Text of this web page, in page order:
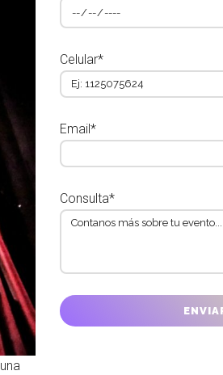
Celular*
Email*
Consulta*